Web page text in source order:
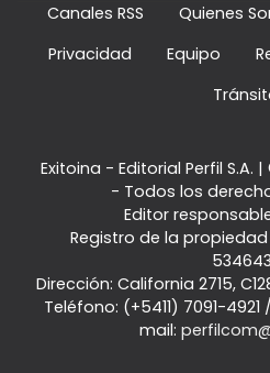
Canales RSS Quienes
Privacidad
Equipo
Exitoina - Editorial Perfil S.A. |
- Todos los
Editor
Registro de la
Dirección: California 2715,
Teléfono: (+5411) 7091-4921 /
mail: